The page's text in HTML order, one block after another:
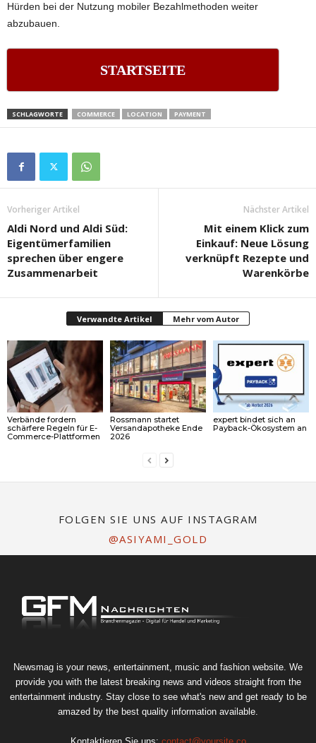
Hürden bei der Nutzung mobiler Bezahlmethoden weiter
abzubauen.
STARTSEITE
SCHLAGWORTE COMMERCE LOCATION PAYMENT
Vorheriger Artikel
Aldi Nord und Aldi Süd:
Eigentümerfamilien
sprechen über engere
Zusammenarbeit
Nächster Artikel
Mit einem Klick zum
Einkauf: Neue Lösung
verknüpft Rezepte und
Warenkörbe
Verwandte Artikel Mehr vom Autor
Verbände fordern
schärfere Regeln für E-
Commerce-Plattformen
Rossmann startet
Versandapotheke Ende
2026
expert bindet sich an
Payback-Ökosystem an
FOLGEN SIE UNS AUF INSTAGRAM
@ASIYAMI_GOLD
Newsmag is your news, entertainment, music and fashion website. We
provide you with the latest breaking news and videos straight from the
entertainment industry. Stay close to see what's new and get ready to be
amazed by the best quality information available.